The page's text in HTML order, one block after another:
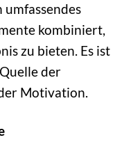
umfassendes
kombiniert,
zu bieten. Es ist
der
Motivation.